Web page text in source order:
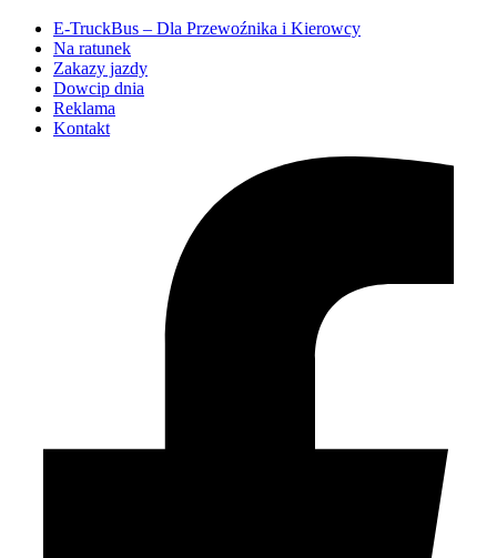
E-TruckBus – Dla Przewoźnika i Kierowcy
Na ratunek
Zakazy jazdy
Dowcip dnia
Reklama
Kontakt